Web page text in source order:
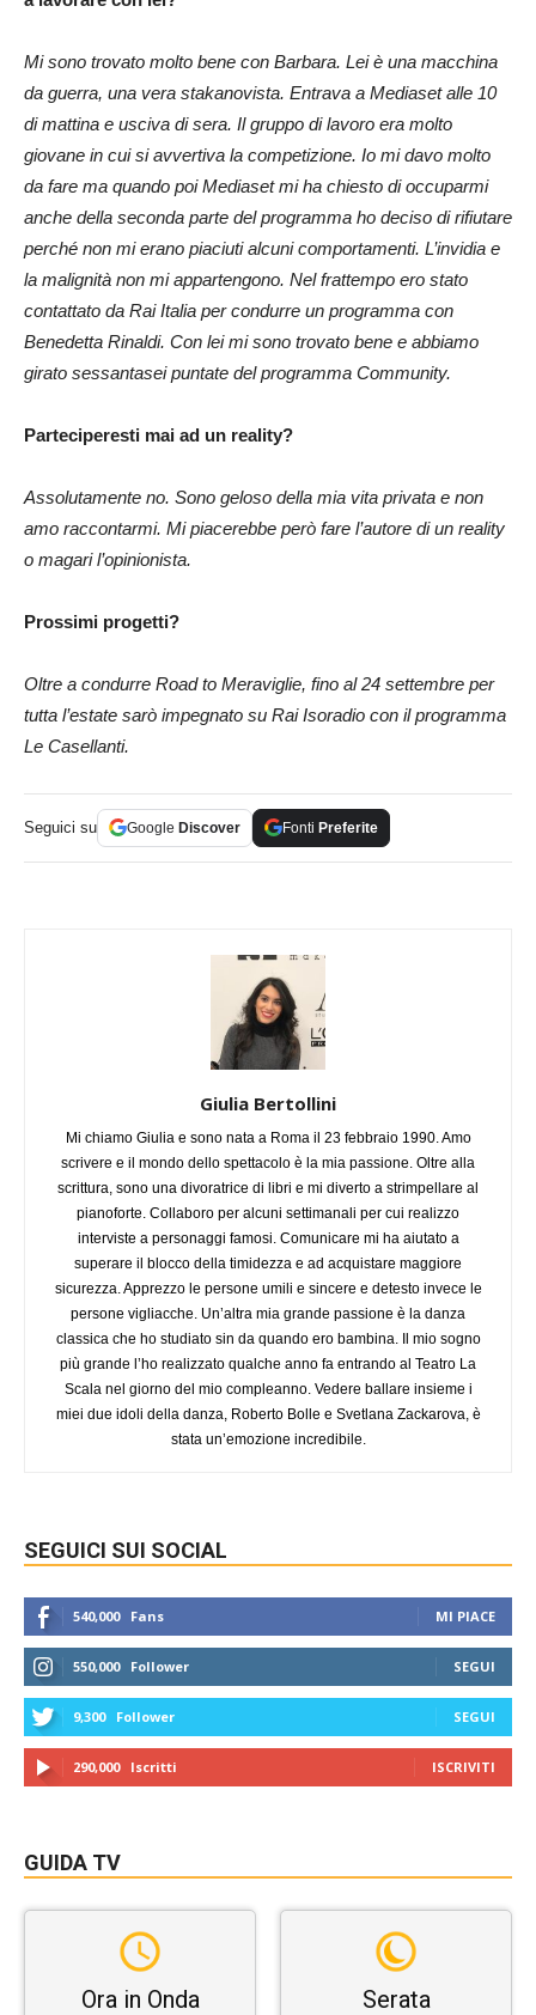
Mi sono trovato molto bene con Barbara. Lei è una macchina
da guerra, una vera stakanovista. Entrava a Mediaset alle 10
di mattina e usciva di sera. Il gruppo di lavoro era molto
giovane in cui si avvertiva la competizione. Io mi davo molto
da fare ma quando poi Mediaset mi ha chiesto di occuparmi
anche della seconda parte del programma ho deciso di rifiutare
perché non mi erano piaciuti alcuni comportamenti. L’invidia e
la malignità non mi appartengono. Nel frattempo ero stato
contattato da Rai Italia per condurre un programma con
Benedetta Rinaldi. Con lei mi sono trovato bene e abbiamo
girato sessantasei puntate del programma Community.
Parteciperesti mai ad un reality?
Assolutamente no. Sono geloso della mia vita privata e non
amo raccontarmi. Mi piacerebbe però fare l’autore di un reality
o magari l’opinionista.
Prossimi progetti?
Oltre a condurre Road to Meraviglie, fino al 24 settembre per
tutta l’estate sarò impegnato su Rai Isoradio con il programma
Le Casellanti.
Seguici su Google Discover Fonti Preferite
Giulia Bertollini
Mi chiamo Giulia e sono nata a Roma il 23 febbraio 1990. Amo
scrivere e il mondo dello spettacolo è la mia passione. Oltre alla
scrittura, sono una divoratrice di libri e mi diverto a strimpellare al
pianoforte. Collaboro per alcuni settimanali per cui realizzo
interviste a personaggi famosi. Comunicare mi ha aiutato a
superare il blocco della timidezza e ad acquistare maggiore
sicurezza. Apprezzo le persone umili e sincere e detesto invece le
persone vigliacche. Un’altra mia grande passione è la danza
classica che ho studiato sin da quando ero bambina. Il mio sogno
più grande l’ho realizzato qualche anno fa entrando al Teatro La
Scala nel giorno del mio compleanno. Vedere ballare insieme i
miei due idoli della danza, Roberto Bolle e Svetlana Zackarova, è
stata un’emozione incredibile.
SEGUICI SUI SOCIAL
540,000 Fans MI PIACE
550,000 Follower SEGUI
9,300 Follower SEGUI
290,000 Iscritti ISCRIVITI
GUIDA TV
Ora in Onda Serata